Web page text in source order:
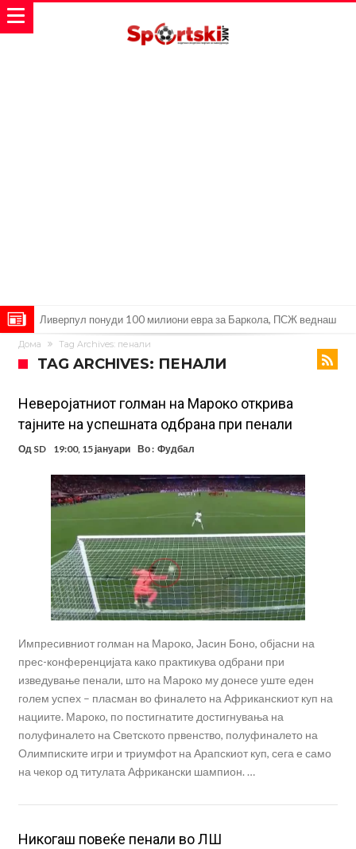
Јувентус се насочил кон напаѓач на Манчестер Јунајтед
Модриќ откри што го натерало да остане во Милан
Арсенал и Њукасл веќе се договорија, Гимарејш заминува
АРСЕНАЛ ГО ЛАДИ ШАМПАЊОТ: Винисиус на праг на Лондон!
Познат е следниот клуб на Душан Влаховиќ!
Решено е: Реал Мадрид го испраќа својот млад талент во Серија
“А”
Лукаку бара нов клуб
Тотенхем започна преговори со Гакпо
Дома Tag Archives: пенали
TAG ARCHIVES: ПЕНАЛИ
Неверојатниот голман на Мароко открива
тајните на успешната одбрана при пенали
Од SD 19:00, 15 јануари Во : Фудбал
Импресивниот голман на Мароко, Јасин Боно, објасни на
прес-конференцијата како практикува одбрани при
изведување пенали, што на Мароко му донесе уште еден
голем успех – пласман во финалето на Африканскиот куп на
нациите. Мароко, по постигнатите достигнувања на
полуфиналето на Светското првенство, полуфиналето на
Олимписките игри и триумфот на Арапскиот куп, сега е само
на чекор од титулата Африкански шампион. …
Никогаш повеќе пенали во ЛШ